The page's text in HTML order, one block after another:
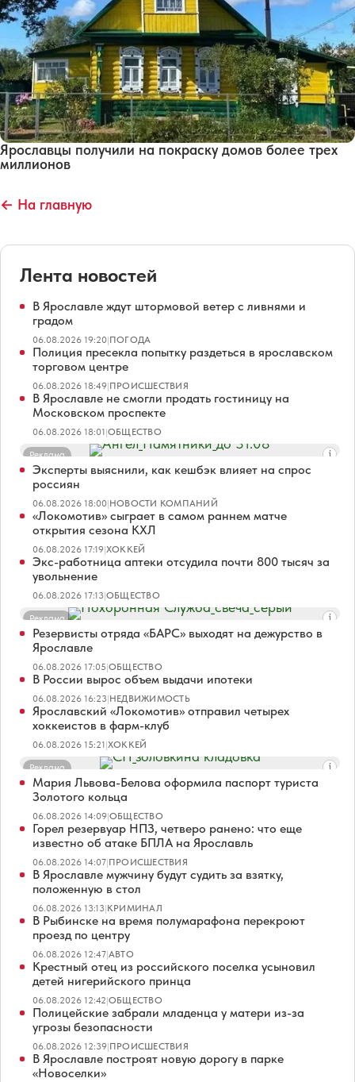
Ярославцы получили на покраску домов более трех
миллионов
← На главную
Лента новостей
В Ярославле ждут штормовой ветер с ливнями и
градом
06.08.2026 19:20|ПОГОДА
Полиция пресекла попытку раздеться в ярославском
торговом центре
06.08.2026 18:49|ПРОИСШЕСТВИЯ
В Ярославле не смогли продать гостиницу на
Московском проспекте
06.08.2026 18:01|ОБЩЕСТВО
Реклама
Эксперты выяснили, как кешбэк влияет на спрос
россиян
06.08.2026 18:00|НОВОСТИ КОМПАНИЙ
«Локомотив» сыграет в самом раннем матче
открытия сезона КХЛ
06.08.2026 17:19|ХОККЕЙ
Экс-работница аптеки отсудила почти 800 тысяч за
увольнение
06.08.2026 17:13|ОБЩЕСТВО
Реклама
Резервисты отряда «БАРС» выходят на дежурство в
Ярославле
06.08.2026 17:05|ОБЩЕСТВО
В России вырос объем выдачи ипотеки
06.08.2026 16:23|НЕДВИЖИМОСТЬ
Ярославский «Локомотив» отправил четырех
хоккеистов в фарм-клуб
06.08.2026 15:21|ХОККЕЙ
Реклама
Мария Львова-Белова оформила паспорт туриста
Золотого кольца
06.08.2026 14:09|ОБЩЕСТВО
Горел резервуар НПЗ, четверо ранено: что еще
известно об атаке БПЛА на Ярославль
06.08.2026 14:07|ПРОИСШЕСТВИЯ
В Ярославле мужчину будут судить за взятку,
положенную в стол
06.08.2026 13:13|КРИМИНАЛ
В Рыбинске на время полумарафона перекроют
проезд по центру
06.08.2026 12:47|АВТО
Крестный отец из российского поселка усыновил
детей нигерийского принца
06.08.2026 12:42|ОБЩЕСТВО
Полицейские забрали младенца у матери из-за
угрозы безопасности
06.08.2026 12:39|ПРОИСШЕСТВИЯ
В Ярославле построят новую дорогу в парке
«Новоселки»